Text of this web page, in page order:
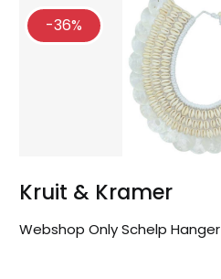
-36%
Kruit & Kramer
Webshop Only Schelp Hanger